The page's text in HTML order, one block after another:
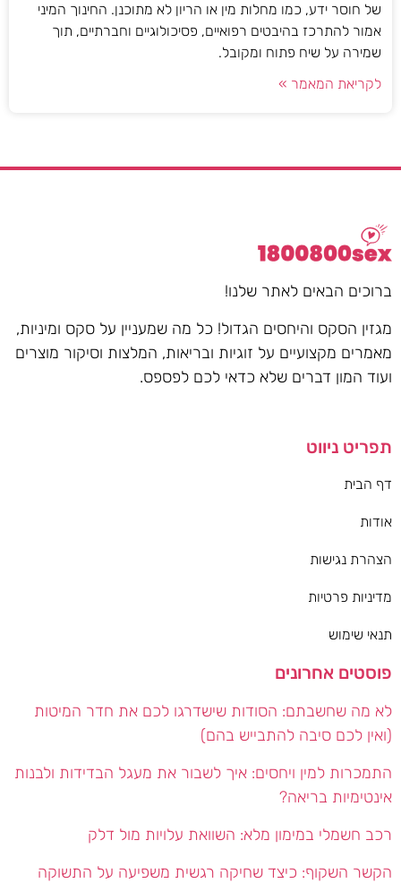
של חוסר ידע, כמו מחלות מין או הריון לא מתוכנן. החינוך המיני
אמור להתרכז בהיבטים רפואיים, פסיכולוגיים וחברתיים, תוך
שמירה על שיח פתוח ומקובל.
לקריאת המאמר »
ברוכים הבאים לאתר שלנו!
מגזין הסקס והיחסים הגדול! כל מה שמעניין על סקס ומיניות,
מאמרים מקצועיים על זוגיות ובריאות, המלצות וסיקור מוצרים
ועוד המון דברים שלא כדאי לכם לפספס.
תפריט ניווט
דף הבית
אודות
הצהרת נגישות
מדיניות פרטיות
תנאי שימוש
פוסטים אחרונים
לא מה שחשבתם: הסודות שישדרגו לכם את חדר המיטות
(ואין לכם סיבה להתבייש בהם)
התמכרות למין ויחסים: איך לשבור את מעגל הבדידות ולבנות
אינטימיות בריאה?
רכב חשמלי במימון מלא: השוואת עלויות מול דלק
הקשר השקוף: כיצד שחיקה רגשית משפיעה על התשוקה